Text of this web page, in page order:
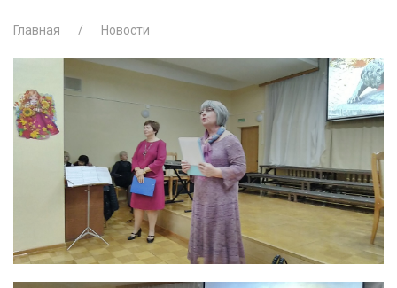
Главная Новости